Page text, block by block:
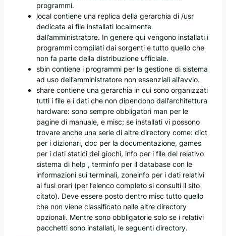
programmi.
local contiene una replica della gerarchia di /usr
dedicata ai file installati localmente
dall’amministratore. In genere qui vengono installati i
programmi compilati dai sorgenti e tutto quello che
non fa parte della distribuzione ufficiale.
sbin contiene i programmi per la gestione di sistema
ad uso dell’amministratore non essenziali all’avvio.
share contiene una gerarchia in cui sono organizzati
tutti i file e i dati che non dipendono dall’architettura
hardware: sono sempre obbligatori man per le
pagine di manuale, e misc; se installati vi possono
trovare anche una serie di altre directory come: dict
per i dizionari, doc per la documentazione, games
per i dati statici dei giochi, info per i file del relativo
sistema di help , terminfo per il database con le
informazioni sui terminali, zoneinfo per i dati relativi
ai fusi orari (per l’elenco completo si consulti il sito
citato). Deve essere posto dentro misc tutto quello
che non viene classificato nelle altre directory
opzionali. Mentre sono obbligatorie solo se i relativi
pacchetti sono installati, le seguenti directory.